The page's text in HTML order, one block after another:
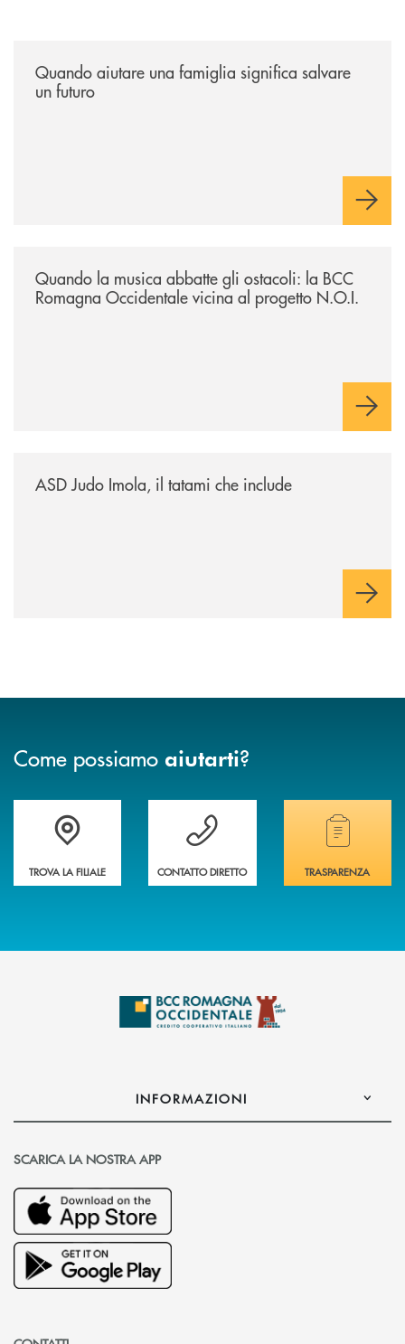
Quando aiutare una famiglia significa salvare
un futuro
Quando la musica abbatte gli ostacoli: la BCC
Romagna Occidentale vicina al progetto N.O.I.
ASD Judo Imola, il tatami che include
Come possiamo aiutarti?
Accedi all' elenco completo delle filiali della banca.
TROVA LA FILIALE
Hai bisogno di assistenza immediata?
CONTATTO DIRETTO
Hai bisogno di
TRASPARENZA
INFORMAZIONI
SCARICA LA NOSTRA APP